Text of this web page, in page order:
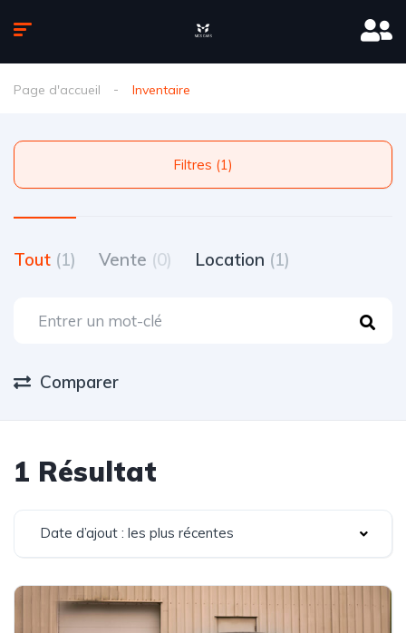
Page d'accueil Inventaire
Filtres (1)
Tout (1) Vente (0) Location (1)
Comparer
1 Résultat
Date d’ajout : les plus récentes